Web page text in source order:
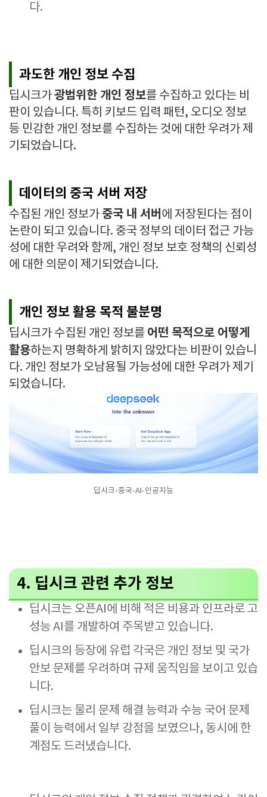
다.
과도한 개인 정보 수집
딥시크가광범위한 개인 정보를 수집하고 있다는 비
판이 있습니다. 특히 키보드 입력 패턴, 오디오 정보
등 민감한 개인 정보를 수집하는 것에 대한 우려가 제
기되었습니다.
데이터의 중국 서버 저장
수집된 개인 정보가 중국 내 서버 에 저장된다는 점이
논란이 되고 있습니다. 중국 정부의 데이터 접근 가능
성에 대한 우려와 함께, 개인 정보 보호 정책의 신뢰성
에 대한 의문이 제기되었습니다.
개인 정보 활용 목적 불분명
딥시크가 수집된 개인 정보를 어떤 목적으로 어떻게
활용하는지 명확하게 밝히지 않았다는 비판이 있습니
다. 개인 정보가 오남용될 가능성에 대한 우려가 제기
되었습니다.
딥시크-중국-AI-인공지능
4. 딥시크 관련 추가 정보
딥시크는 오픈AI에 비해 적은 비용과 인프라로 고
성능 AI를 개발하여 주목받고 있습니다.
딥시크의 등장에 유럽 각국은 개인 정보 및 국가
안보 문제를 우려하며 규제 움직임을 보이고 있습
니다.
딥시크는 물리 문제 해결 능력과 수능 국어 문제
풀이 능력에서 일부 강점을 보였으나, 동시에 한
계점도 드러냈습니다.